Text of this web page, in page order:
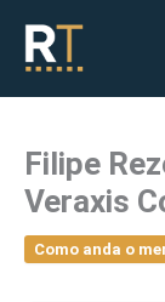
conteúdo
Filipe
Veraxis
Como anda o